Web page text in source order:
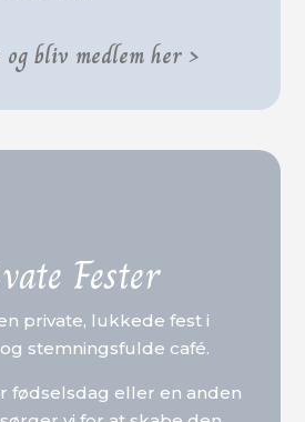
bliv medlem her >
Fester
private, lukkede fest i
stemningsfulde café.
fødselsdag eller en anden